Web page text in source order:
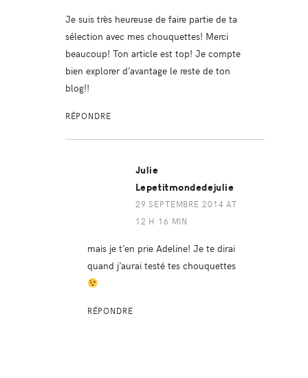
Je suis très heureuse de faire partie de ta
sélection avec mes chouquettes! Merci
beaucoup! Ton article est top! Je compte
bien explorer d’avantage le reste de ton
blog!!
RÉPONDRE
Julie
Lepetitmondedejulie
29 SEPTEMBRE 2014 AT
12 H 16 MIN
mais je t’en prie Adeline! Je te dirai
quand j’aurai testé tes chouquettes
RÉPONDRE